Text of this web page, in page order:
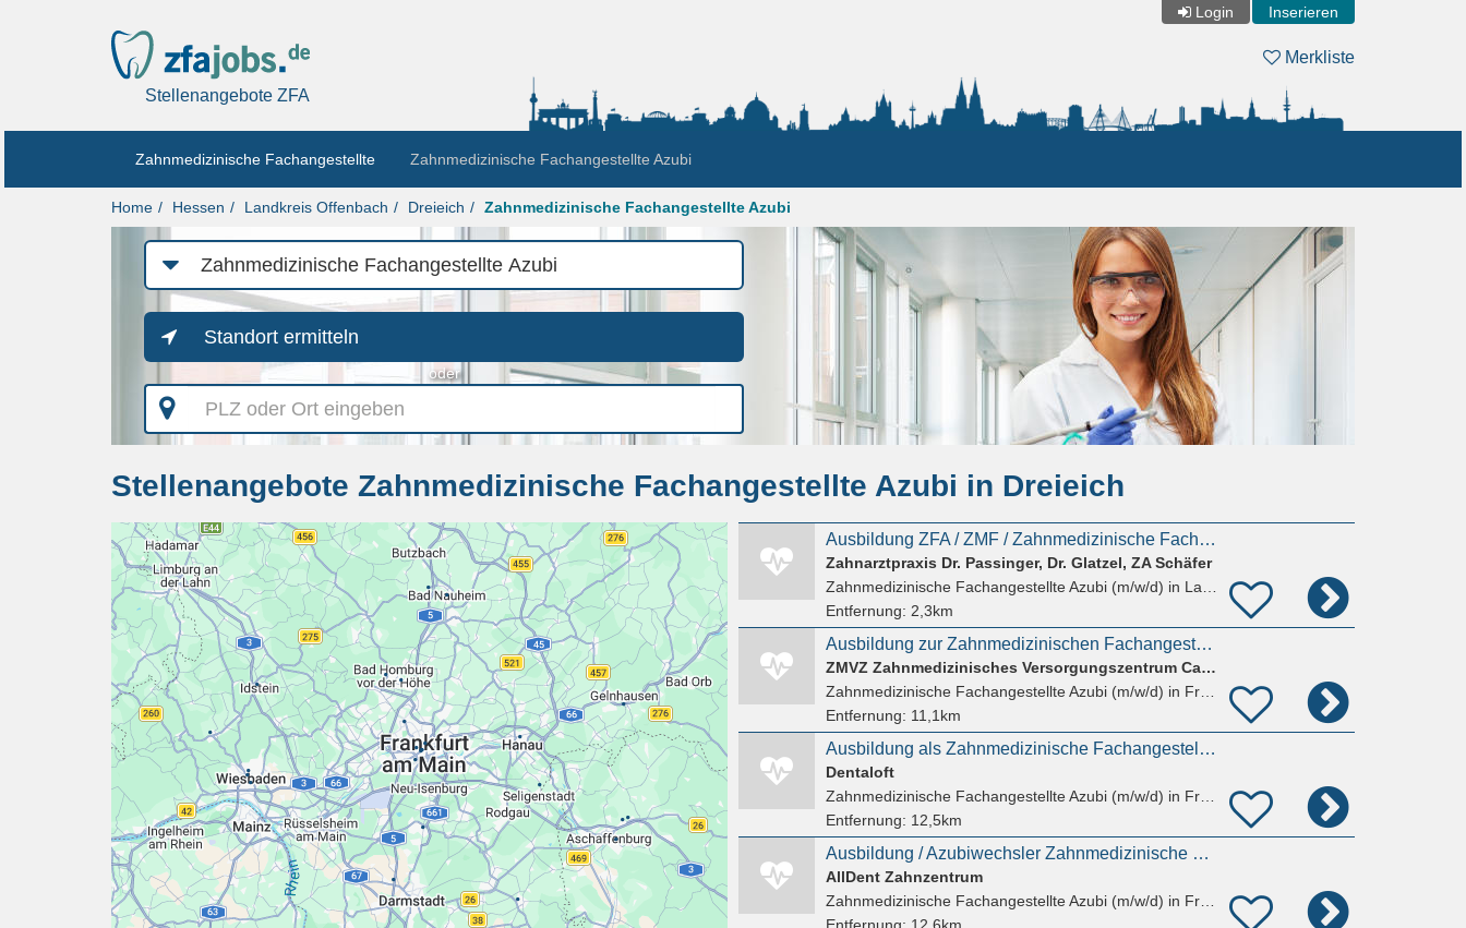
Login Inserieren
Stellenangebote ZFA
Merkliste
Zahnmedizinische Fachangestellte Zahnmedizinische Fachangestellte Azubi
Home Hessen Landkreis Offenbach Dreieich Zahnmedizinische Fachangestellte Azubi
Job-
Kategorie
Standort ermitteln
oder
PLZ
oder
Ort
Stellenangebote Zahnmedizinische Fachangestellte Azubi in Dreieich
Ausbildung ZFA / ZMF / Zahnmedizinische Fachangestellte (w/m/d) Zahnarzthelferin Azubi
Zahnarztpraxis Dr. Passinger, Dr. Glatzel, ZA Schäfer
Zahnmedizinische Fachangestellte Azubi (m/w/d) in Langen (Hessen)
Entfernung: 2,3km
Ausbildung zur Zahnmedizinischen Fachangestellten (m/w/d) für dieses Jahr
ZMVZ Zahnmedizinisches Versorgungszentrum Carolinum Plus GmbH
Zahnmedizinische Fachangestellte Azubi (m/w/d) in Frankfurt am Main, Sachsenhausen
Entfernung: 11,1km
Ausbildung als Zahnmedizinische Fachangestellte / ZFA (m/w/d)
Dentaloft
Zahnmedizinische Fachangestellte Azubi (m/w/d) in Frankfurt am Main
Entfernung: 12,5km
Ausbildung / Azubiwechsler Zahnmedizinische Fachangestellte / ZFA (m/w/d)
AllDent Zahnzentrum
Zahnmedizinische Fachangestellte Azubi (m/w/d) in Frankfurt am Main, Innenstadt